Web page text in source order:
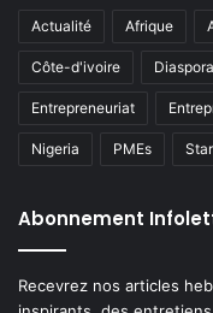
Actualité Afrique
Côte-d'ivoire Diaspora
Entrepreneuriat
Nigeria PMEs
Abonnement
Recevrez nos articles